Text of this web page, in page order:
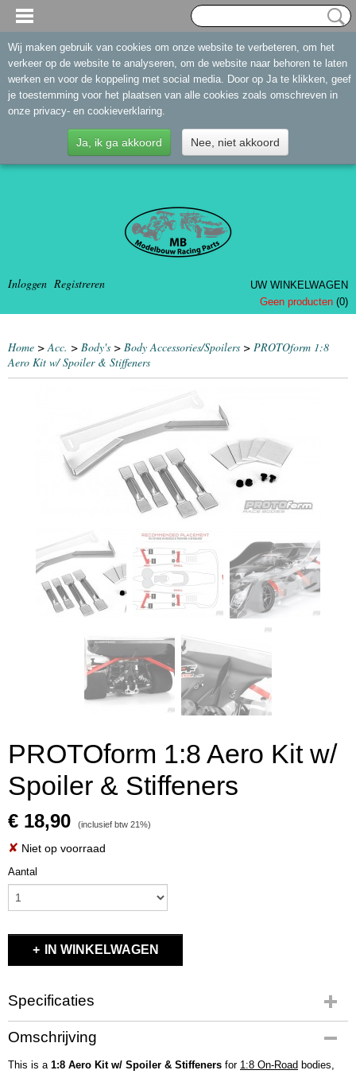
Inloggen Registreren
UW WINKELWAGEN
Geen producten (0)
Home >Acc. > Body's > Body Accessories/Spoilers > PROTOform 1:8
Aero Kit w/ Spoiler & Stiffeners
PROTOform 1:8 Aero Kit w/
Spoiler & Stiffeners
€ 18,90 (inclusief btw 21%)
✘ Niet op voorraad
Aantal
IN WINKELWAGEN
Specificaties
Productcode
PRO1725-00
EAN code
Omschrijving
This is a1:8 Aero Kit w/ Spoiler & Stiffeners for 1:8 On-Road bodies,
Wij maken gebruik van cookies om onze website te verbeteren, om het
verkeer op de website te analyseren, om de website naar behoren te laten
werken en voor de koppeling met social media. Door op Ja te klikken, geef
je toestemming voor het plaatsen van alle cookies zoals omschreven in
onze privacy- en cookieverklaring.
Ja, ik ga akkoord Nee, niet akkoord